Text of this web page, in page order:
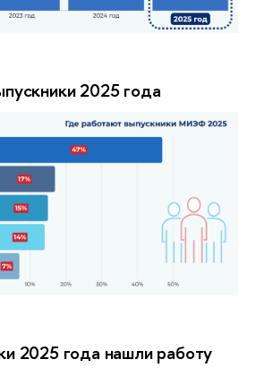
2025 года
2025 года нашли работу